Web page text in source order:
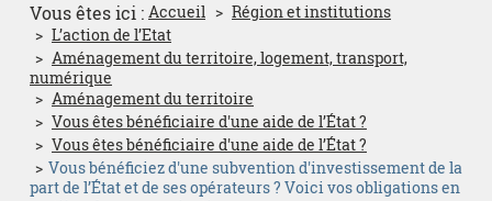
Vous êtes ici : Accueil
Région et institutions
L’action de l’Etat
Aménagement du territoire, logement, transport,
numérique
Aménagement du territoire
Vous êtes bénéficiaire d'une aide de l’État ?
Vous êtes bénéficiaire d'une aide de l’État ?
Vous bénéficiez d'une subvention d'investissement de la
part de l’État et de ses opérateurs ? Voici vos obligations en